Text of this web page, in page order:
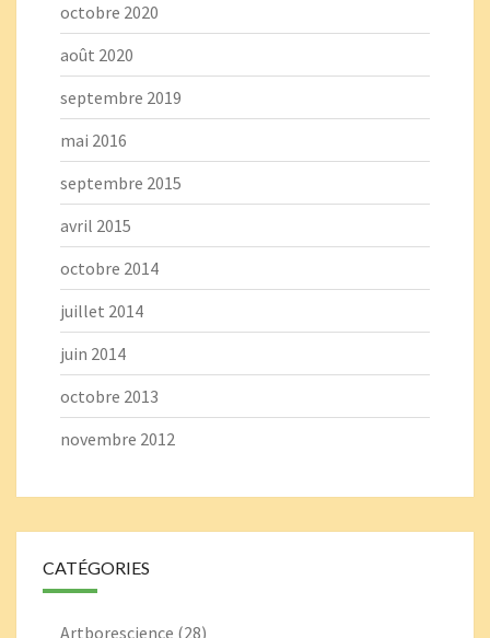
octobre 2020
août 2020
septembre 2019
mai 2016
septembre 2015
avril 2015
octobre 2014
juillet 2014
juin 2014
octobre 2013
novembre 2012
CATÉGORIES
Artborescience (28)